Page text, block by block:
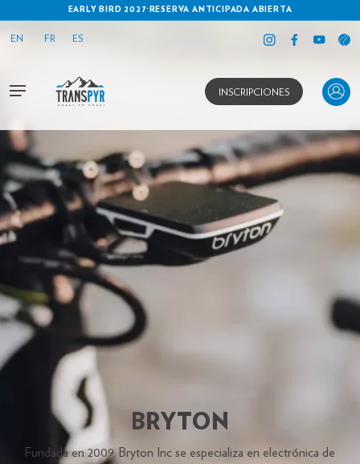
EARLY BIRD 2027· RESERVA ANTICIPADA ABIERTA
EN FR ES
INSCRIPCIONES
BRYTON
Fundada en 2009, Bryton Inc se especializa en electrónica de